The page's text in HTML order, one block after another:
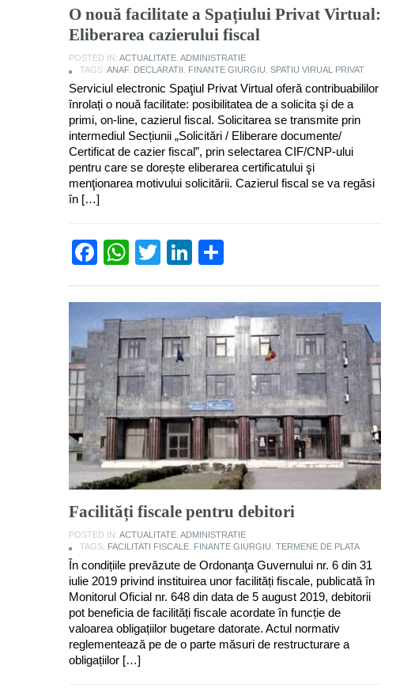
O nouă facilitate a Spațiului Privat Virtual:
Eliberarea cazierului fiscal
POSTED IN: ACTUALITATE ADMINISTRATIE
TAGS: ANAF, DECLARATII FINANTE GIURGIU SPATIU VIRUAL PRIVAT
Serviciul electronic Spaţiul Privat Virtual oferă contribuabililor
înrolați o nouă facilitate: posibilitatea de a solicita şi de a
primi, on-line, cazierul fiscal. Solicitarea se transmite prin
intermediul Secțiunii „Solicitări / Eliberare documente/
Certificat de cazier fiscal”, prin selectarea CIF/CNP-ului
pentru care se dorește eliberarea certificatului şi
menţionarea motivului solicitării. Cazierul fiscal se va regăsi
în […]
Facebook
WhatsApp
TwitterLinkedIn
Facilități fiscale pentru debitori
POSTED IN: ACTUALITATE ADMINISTRATIE
TAGS: FACILITATI FISCALE FINANTE GIURGIU TERMENE DE PLATA
În condițiile prevăzute de Ordonanţa Guvernului nr. 6 din 31
iulie 2019 privind instituirea unor facilități fiscale, publicată în
Monitorul Oficial nr. 648 din data de 5 august 2019, debitorii
pot beneficia de facilități fiscale acordate în funcție de
valoarea obligațiilor bugetare datorate. Actul normativ
reglementează pe de o parte măsuri de restructurare a
obligațiilor […]